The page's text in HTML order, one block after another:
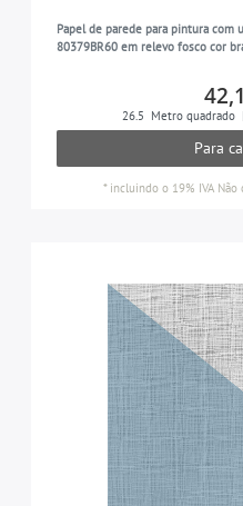
Papel de parede para pintura com
80379BR60 em relevo fosco cor
26.5 Metro quadrado
Para
* incluindo o 19% IVA Não